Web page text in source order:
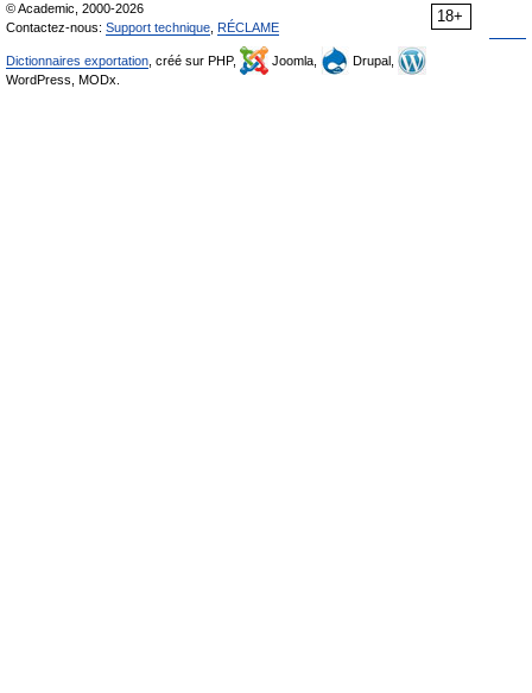
18+
© Academic, 2000-2026
Contactez-nous: Support technique RÉCLAME
Dictionnaires exportation , créé sur PHP, Joomla,
Drupal,
WordPress, MODx.